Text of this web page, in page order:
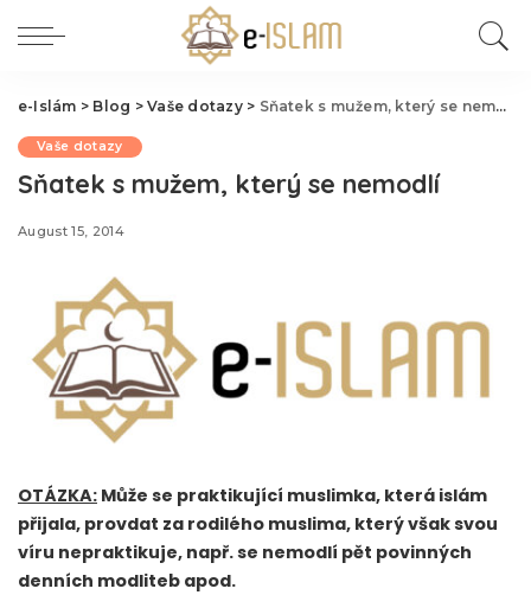
e-Islám > Blog >Vaše dotazy> Sňatek s mužem, který se nemodlí
Vaše dotazy
Sňatek s mužem, který se nemodlí
August 15, 2014
OTÁZKA: Může se praktikující muslimka, která islám
přijala, provdat za rodilého muslima, který však svou
víru nepraktikuje, např. se nemodlí pět povinných
denních modliteb apod.